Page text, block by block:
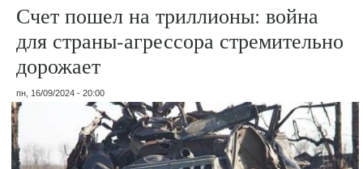
Счет пошел на триллионы: война
для страны-агрессора стремительно
дорожает
пн, 16/09/2024 - 20:00